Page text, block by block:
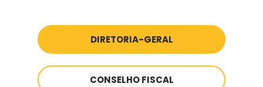
DIRETORIA-GERAL
CONSELHO FISCAL